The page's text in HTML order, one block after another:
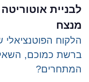
לבניית
מנצח
הלקוח
ברשת כמוכם,
המתחרים?